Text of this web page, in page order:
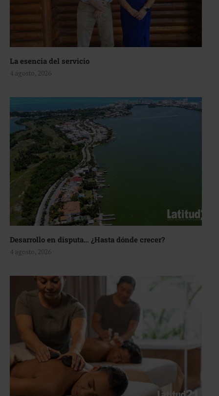
La esencia del servicio
4 agosto, 2026
Desarrollo en disputa… ¿Hasta dónde crecer?
4 agosto, 2026